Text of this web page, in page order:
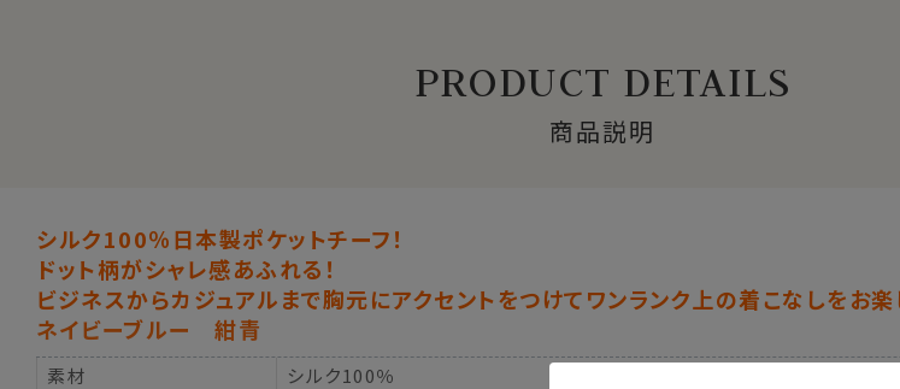
PRODUCT DETAILS
商品説明
シルク100％日本製ポケットチーフ！
ドット柄がシャレ感あふれる！
ビジネスからカジュアルまで胸元にアクセントをつけてワンランク上の着こなしをお楽
ネイビーブルー 紺青
素材
シルク100％